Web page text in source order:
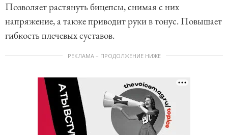
Позволяет растянуть бицепсы, снимая с них
напряжение, а также приводит руки в тонус. Повышает
гибкость плечевых суставов.
РЕКЛАМА – ПРОДОЛЖЕНИЕ НИЖЕ